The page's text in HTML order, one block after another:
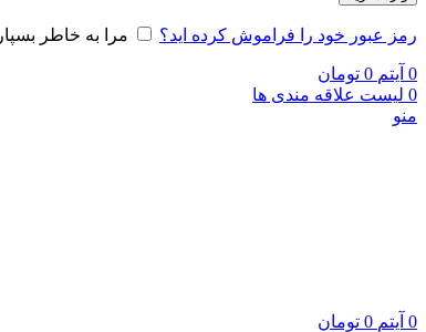
رمز عبور خود را فراموش کرده اید؟ مرا به خاطر بسپار
0 آیتم 0 تومان
0 لیست علاقه مندی ها
منو
0 آیتم 0 تومان